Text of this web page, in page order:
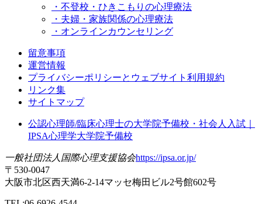
・不登校・ひきこもりの心理療法
・夫婦・家族関係の心理療法
・オンラインカウンセリング
留意事項
運営情報
プライバシーポリシーとウェブサイト利用規約
リンク集
サイトマップ
公認心理師/臨床心理士の大学院予備校・社会人入試｜
IPSA心理学大学院予備校
一般社団法人国際心理支援協会https://ipsa.or.jp/
〒530-0047
大阪市北区西天満6-2-14マッセ梅田ビル2号館602号